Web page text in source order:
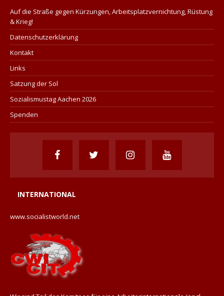
Auf die Straße gegen Kürzungen, Arbeitsplatzvernichtung, Rüstung
& Krieg!
Datenschutzerklärung
Kontakt
Links
Satzung der Sol
Sozialismustag Aachen 2026
Spenden
INTERNATIONAL
www.socialistworld.net